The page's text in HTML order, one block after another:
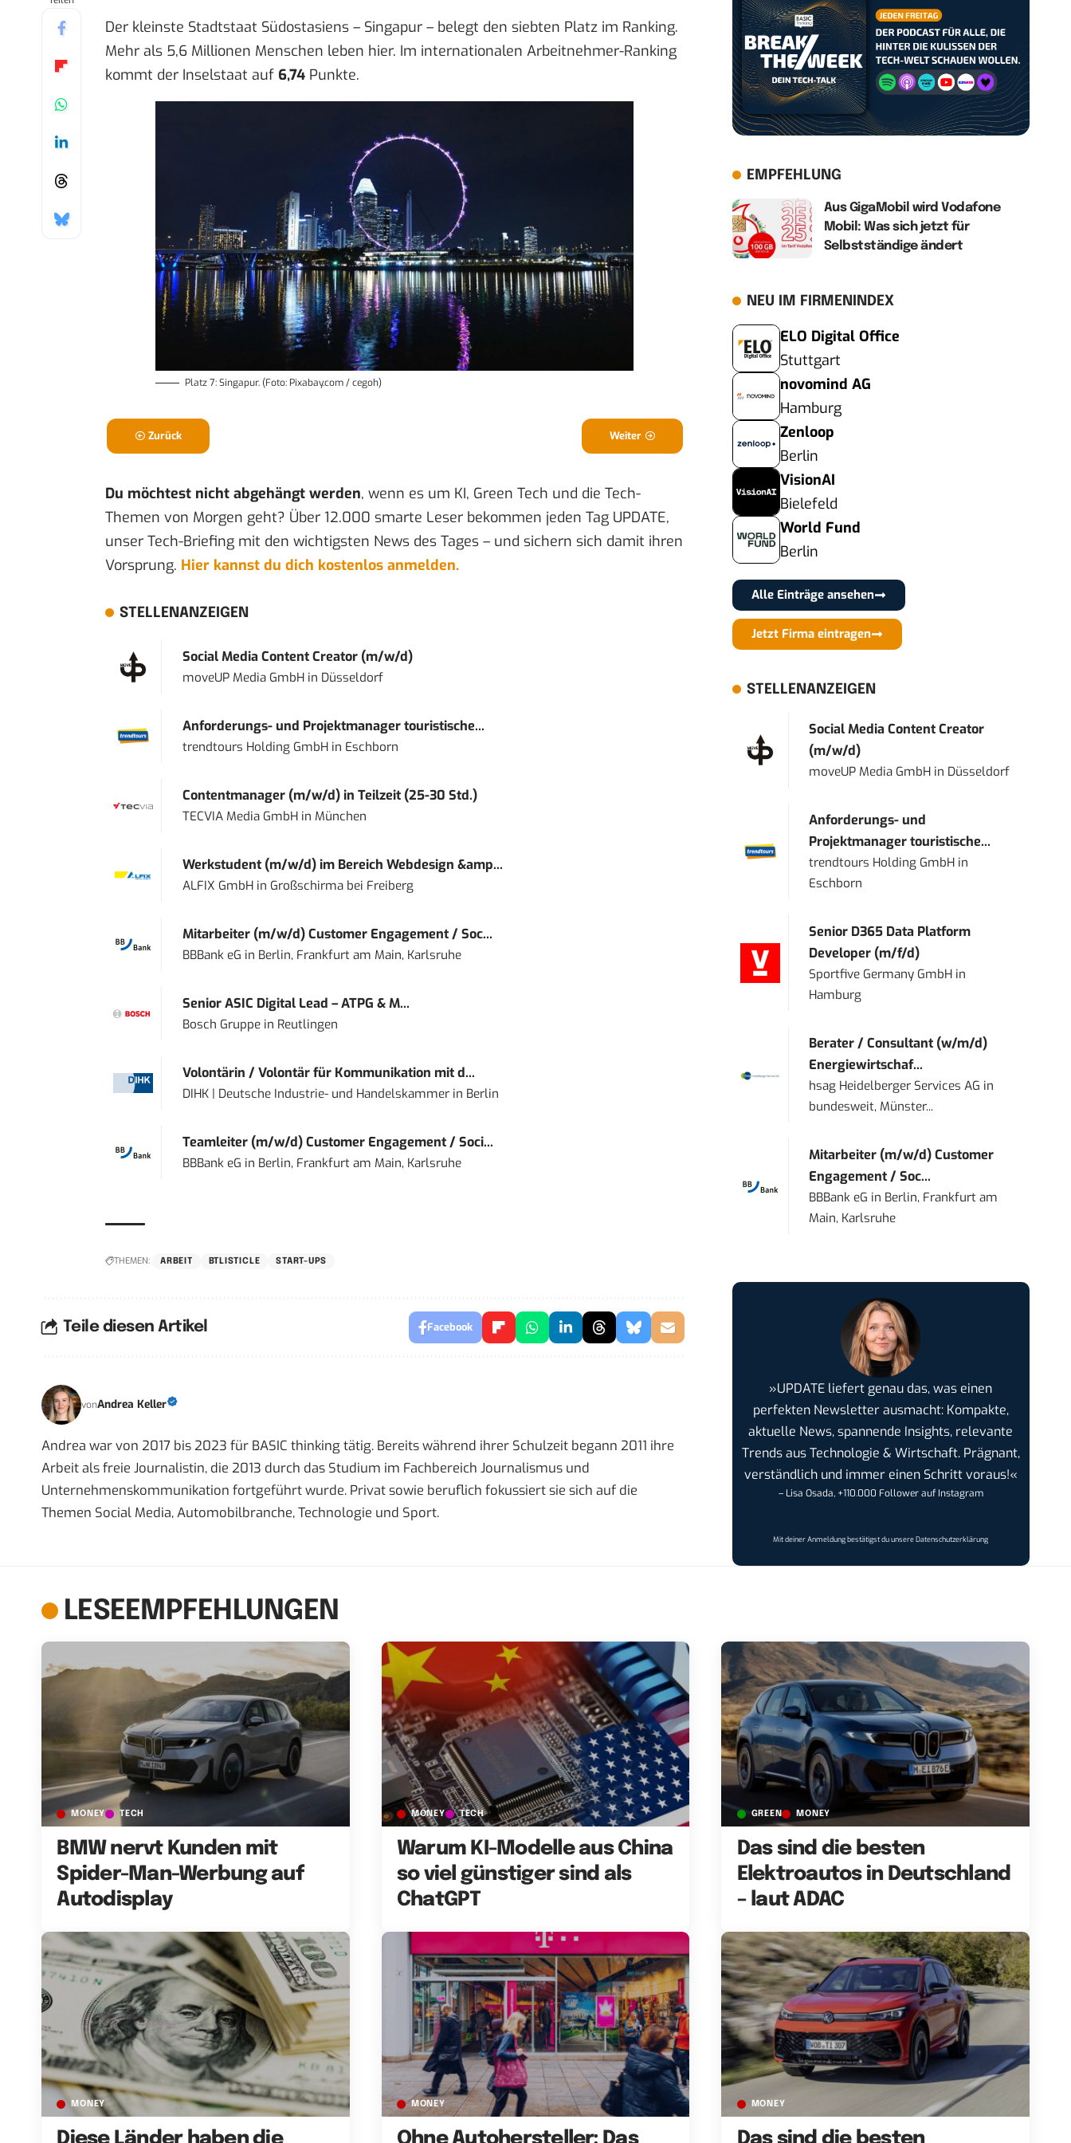
Der kleinste Stadtstaat Südostasiens – Singapur – belegt den siebten Platz im Ranking.
Mehr als 5,6 Millionen Menschen leben hier. Im internationalen Arbeitnehmer-Ranking
kommt der Inselstaat auf 6,74 Punkte.
Platz 7: Singapur. (Foto: Pixabay.com / cegoh)
Zurück Weiter
Du möchtest nicht abgehängt werden, wenn es um KI, Green Tech und die Tech-
Themen von Morgen geht? Über 12.000 smarte Leser bekommen jeden Tag UPDATE,
unser Tech-Briefing mit den wichtigsten News des Tages – und sichern sich damit ihren
Vorsprung. Hier kannst du dich kostenlos anmelden.
STELLENANZEIGEN
Social Media Content Creator (m/w/d)
moveUP Media GmbHin Düsseldorf
Anforderungs- und Projektmanager touristische...
trendtours Holding GmbHin Eschborn
Contentmanager (m/w/d) in Teilzeit (25-30 Std.)
TECVIA Media GmbHin München
Werkstudent (m/w/d) im Bereich Webdesign &amp...
ALFIX GmbHin Großschirma bei Freiberg
Mitarbeiter (m/w/d) Customer Engagement / Soc...
BBBank eG in Berlin, Frankfurt am Main, Karlsruhe
Senior ASIC Digital Lead – ATPG & M...
Bosch Gruppein Reutlingen
Volontärin / Volontär für Kommunikation mit d...
DIHK | Deutsche Industrie- und Handelskammerin Berlin
Teamleiter (m/w/d) Customer Engagement / Soci...
BBBank eG in Berlin, Frankfurt am Main, Karlsruhe
THEMEN: ARBEIT BTLISTICLE START-UPS
Teile diesen Artikel Facebook
vonAndrea Keller
Andrea war von 2017 bis 2023 für BASIC thinking tätig. Bereits während ihrer Schulzeit begann 2011 ihre
Arbeit als freie Journalistin, die 2013 durch das Studium im Fachbereich Journalismus und
Unternehmenskommunikation fortgeführt wurde. Privat sowie beruflich fokussiert sie sich auf die
Themen Social Media, Automobilbranche, Technologie und Sport.
EMPFEHLUNG
Aus GigaMobil wird Vodafone
Mobil: Was sich jetzt für
Selbstständige ändert
NEU IM FIRMENINDEX
ELO Digital Office
Stuttgart
novomind AG
Hamburg
Zenloop
Berlin
VisionAI
Bielefeld
World Fund
Berlin
Alle Einträge ansehen
Jetzt Firma eintragen
STELLENANZEIGEN
Social Media Content Creator
(m/w/d)
moveUP Media GmbH in Düsseldorf
Anforderungs- und
Projektmanager touristische...
trendtours Holding GmbH in
Eschborn
Senior D365 Data Platform
Developer (m/f/d)
Sportfive Germany GmbH in
Hamburg
Berater / Consultant (w/m/d)
Energiewirtschaf...
hsag Heidelberger Services AG in
bundesweit, Münster...
Mitarbeiter (m/w/d) Customer
Engagement / Soc...
BBBank eG in Berlin, Frankfurt am
Main, Karlsruhe
»UPDATE liefert genau das, was einen
perfekten Newsletter ausmacht: Kompakte,
aktuelle News, spannende Insights, relevante
Trends aus Technologie & Wirtschaft. Prägnant,
verständlich und immer einen Schritt voraus!«
– Lisa Osada, +110.000 Follower auf Instagram
Mit deiner Anmeldung bestätigst du unsereDatenschutzerklärung
LESEEMPFEHLUNGEN
MONEY TECH
BMW nervt Kunden mit
Spider-Man-Werbung auf
Autodisplay
MONEY TECH
Warum KI-Modelle aus China
so viel günstiger sind als
ChatGPT
GREEN MONEY
Das sind die besten
Elektroautos in Deutschland
– laut ADAC
MONEY MONEY MONEY